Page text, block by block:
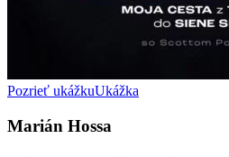
Pozrieť ukážkuUkážka
Marián Hossa